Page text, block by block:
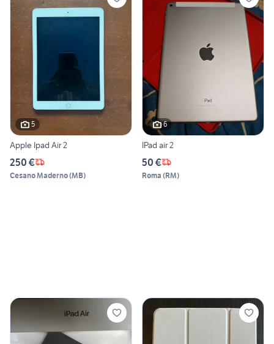
5
Apple Ipad Air 2
250 €
Cesano Maderno(MB)
6
IPad air 2
50 €
Roma (RM)